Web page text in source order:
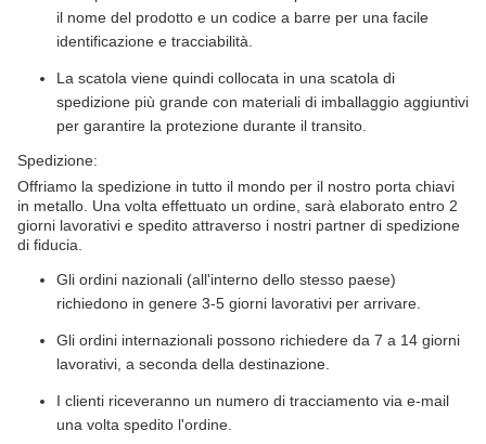
il nome del prodotto e un codice a barre per una facile
identificazione e tracciabilità.
La scatola viene quindi collocata in una scatola di
spedizione più grande con materiali di imballaggio aggiuntivi
per garantire la protezione durante il transito.
Spedizione:
Offriamo la spedizione in tutto il mondo per il nostro porta chiavi
in metallo. Una volta effettuato un ordine, sarà elaborato entro 2
giorni lavorativi e spedito attraverso i nostri partner di spedizione
di fiducia.
Gli ordini nazionali (all'interno dello stesso paese)
richiedono in genere 3-5 giorni lavorativi per arrivare.
Gli ordini internazionali possono richiedere da 7 a 14 giorni
lavorativi, a seconda della destinazione.
I clienti riceveranno un numero di tracciamento via e-mail
una volta spedito l'ordine.